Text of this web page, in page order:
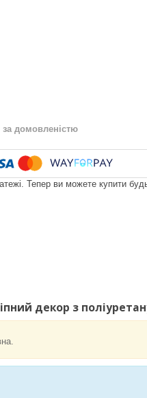
за домовленістю
Тепер ви можете купити
декор з